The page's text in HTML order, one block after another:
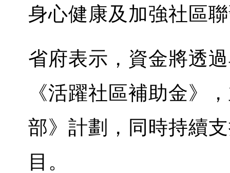
身心健康及加強社區
省府表示，資金將透
《活躍社區補助金》
部》計劃，同時持續
目。